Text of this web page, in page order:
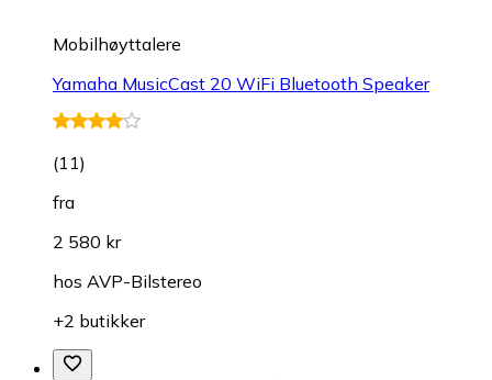
Mobilhøyttalere
Yamaha MusicCast 20 WiFi Bluetooth Speaker
(11)
fra
2 580 kr
hos AVP-Bilstereo
+2 butikker